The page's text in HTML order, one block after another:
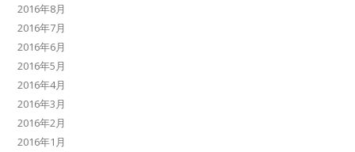
2016年8月
2016年7月
2016年6月
2016年5月
2016年4月
2016年3月
2016年2月
2016年1月